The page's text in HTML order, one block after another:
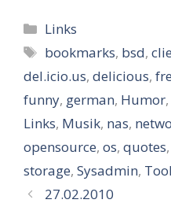
Kategorien
Links
Schlagwörter
bookmarks, bsd,
del.icio.us, delicious,
funny, german, Humor,
Links, Musik, nas,
opensource, os, quotes,
storage, Sysadmin,
27.02.2010